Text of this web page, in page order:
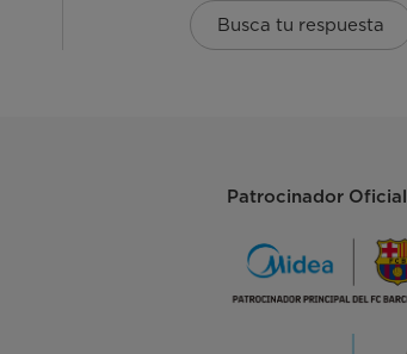
Busca tu respuesta
Patrocinador Oficial